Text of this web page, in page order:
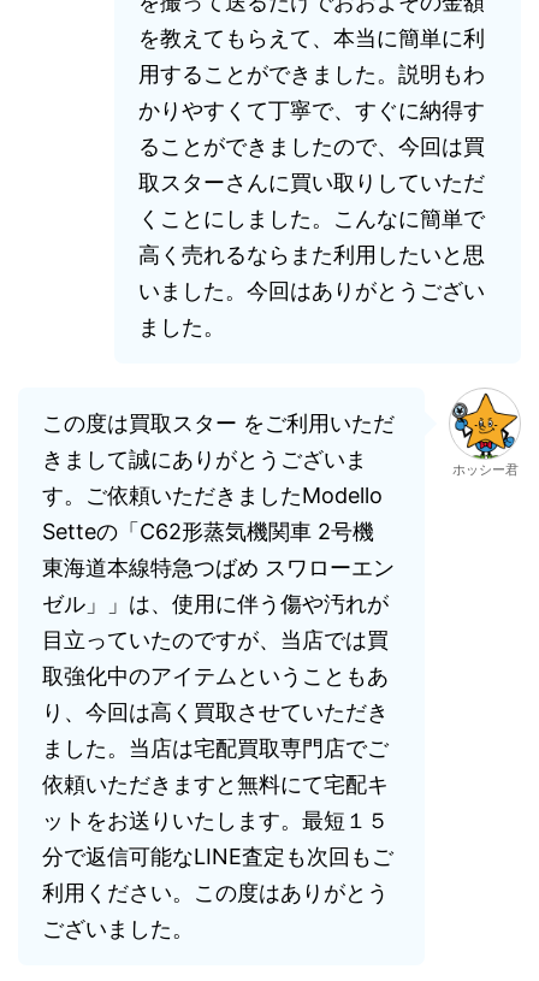
を教えてもらえて、本当に簡単に利
用することができました。説明もわ
かりやすくて丁寧で、すぐに納得す
ることができましたので、今回は買
取スターさんに買い取りしていただ
くことにしました。こんなに簡単で
高く売れるならまた利用したいと思
いました。今回はありがとうござい
ました。
この度は買取スター をご利用いただ
きまして誠にありがとうございま
す。ご依頼いただきましたModello
Setteの「C62形蒸気機関車 2号機
東海道本線特急つばめ スワローエン
ゼル」」は、使用に伴う傷や汚れが
目立っていたのですが、当店では買
取強化中のアイテムということもあ
り、今回は高く買取させていただき
ました。当店は宅配買取専門店でご
依頼いただきますと無料にて宅配キ
ットをお送りいたします。最短１５
分で返信可能なLINE査定も次回もご
利用ください。この度はありがとう
ございました。
ホッシー君